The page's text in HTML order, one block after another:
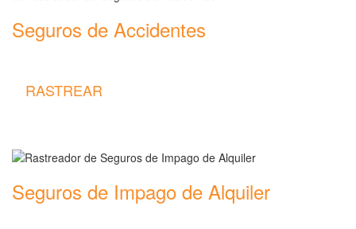
Seguros de Accidentes
RASTREAR
Seguros de Impago de Alquiler